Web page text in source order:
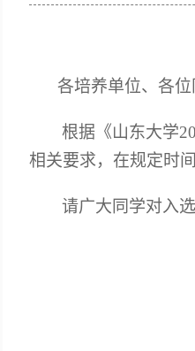
各培养单位、各
根据《山东大学
相关要求，在规定时
请广大同学对入